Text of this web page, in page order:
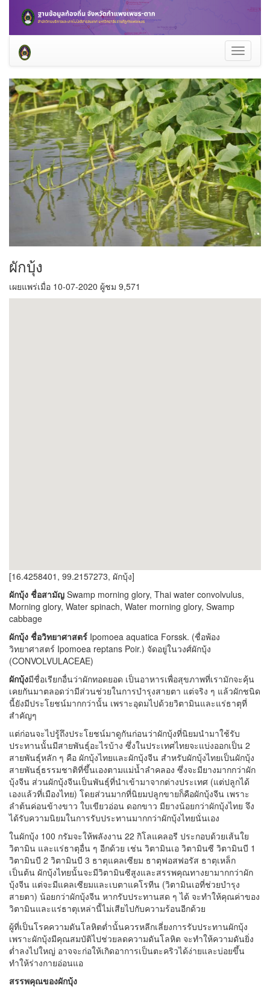
Toggle
ผักบุ้ง
เผยแพร่เมื่อ 10-07-2020 ผู้ชม 9,571
[16.4258401, 99.2157273, ผักบุ้ง]
ผักบุ้ง ชื่อสามัญ Swamp morning glory, Thai water convolvulus,
Morning glory, Water spinach, Water morning glory, Swamp
cabbage
ผักบุ้ง ชื่อวิทยาศาสตร์ Ipomoea aquatica Forssk. (ชื่อพ้อง
วิทยาศาสตร์ Ipomoea reptans Poir.) จัดอยู่ในวงศ์ผักบุ้ง
(CONVOLVULACEAE)
ผักบุ้งมีชื่อเรียกอื่นว่าผักทอดยอด เป็นอาหารเพื่อสุขภาพที่เรามักจะคุ้น
เคยกันมาตลอดว่ามีส่วนช่วยในการบำรุงสายตา แต่จริง ๆ แล้วผักชนิด
นี้ยังมีประโยชน์มากกว่านั้น เพราะอุดมไปด้วยวิตามินและแร่ธาตุที่
สำคัญๆ
แต่ก่อนจะไปรู้ถึงประโยชน์มาดูกันก่อนว่าผักบุ้งที่นิยมนำมาใช้รับ
ประทานนั้นมีสายพันธุ์อะไรบ้าง ซึ่งในประเทศไทยจะแบ่งออกเป็น 2
สายพันธุ์หลัก ๆ คือ ผักบุ้งไทยและผักบุ้งจีน สำหรับผักบุ้งไทยเป็นผักบุ้ง
สายพันธุ์ธรรมชาติที่ขึ้นเองตามแม่น้ำลำคลอง ซึ่งจะมียางมากกว่าผัก
บุ้งจีน ส่วนผักบุ้งจีนเป็นพันธุ์ที่นำเข้ามาจากต่างประเทศ (แต่ปลูกได้
เองแล้วที่เมืองไทย) โดยส่วนมากที่นิยมปลูกขายก็คือผักบุ้งจีน เพราะ
ลำต้นค่อนข้างขาว ใบเขียวอ่อน ดอกขาว มียางน้อยกว่าผักบุ้งไทย จึง
ได้รับความนิยมในการรับประทานมากกว่าผักบุ้งไทยนั่นเอง
ในผักบุ้ง 100 กรัมจะให้พลังงาน 22 กิโลแคลอรี ประกอบด้วยเส้นใย
วิตามิน และแร่ธาตุอื่น ๆ อีกด้วย เช่น วิตามินเอ วิตามินซี วิตามินบี 1
วิตามินบี 2 วิตามินบี 3 ธาตุแคลเซียม ธาตุฟอสฟอรัส ธาตุเหล็ก
เป็นต้น ผักบุ้งไทยนั้นจะมีวิตามินซีสูงและสรรพคุณทางยามากกว่าผัก
บุ้งจีน แต่จะมีแคลเซียมและเบตาแคโรทีน (วิตามินเอที่ช่วยบำรุง
สายตา) น้อยกว่าผักบุ้งจีน หากรับประทานสด ๆ ได้ จะทำให้คุณค่าของ
วิตามินและแร่ธาตุเหล่านี้ไม่เสียไปกับความร้อนอีกด้วย
ผู้ที่เป็นโรคความดันโลหิตต่ำนั้นควรหลีกเลี่ยงการรับประทานผักบุ้ง
เพราะผักบุ้งมีคุณสมบัติไปช่วยลดความดันโลหิต จะทำให้ความดันยิ่ง
ต่ำลงไปใหญ่ อาจจะก่อให้เกิดอาการเป็นตะคริวได้ง่ายและบ่อยขึ้น
ทำให้ร่างกายอ่อนแอ
สรรพคุณของผักบุ้ง